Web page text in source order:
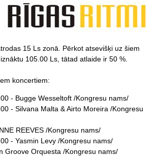
15 Ls zonā. Pērkot atsevišķi uz šiem
105.00 Ls, tātad atlaide ir 50 %.
koncertiem:
- Bugge Wesseltoft /Kongresu nams/
- Silvana Malta & Airto Moreira /Kongresu
REEVES /Kongresu nams/
- Yasmin Levy /Kongresu nams/
Groove Orquesta /Kongresu nams/